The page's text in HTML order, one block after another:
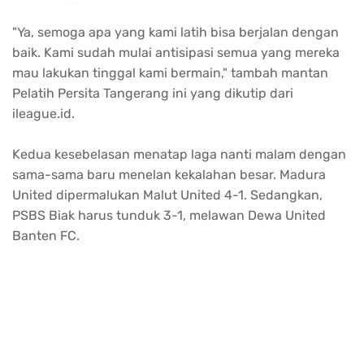
"Ya, semoga apa yang kami latih bisa berjalan dengan
baik. Kami sudah mulai antisipasi semua yang mereka
mau lakukan tinggal kami bermain," tambah mantan
Pelatih Persita Tangerang ini yang dikutip dari
ileague.id.
Kedua kesebelasan menatap laga nanti malam dengan
sama-sama baru menelan kekalahan besar. Madura
United dipermalukan Malut United 4-1. Sedangkan,
PSBS Biak harus tunduk 3-1, melawan Dewa United
Banten FC.